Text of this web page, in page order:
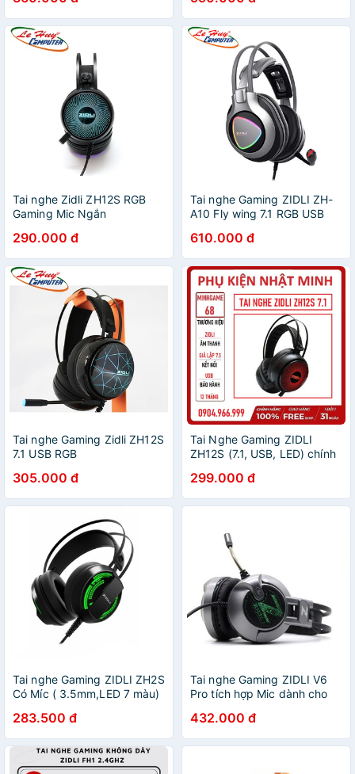
Tai nghe Zidli ZH12S RGB
Gaming Mic Ngắn
290.000 đ
Tai nghe Gaming ZIDLI ZH-
A10 Fly wing 7.1 RGB USB
610.000 đ
Tai nghe Gaming Zidli ZH12S
7.1 USB RGB
305.000 đ
Tai Nghe Gaming ZIDLI
ZH12S (7.1, USB, LED) chính
299.000 đ
Tai nghe Gaming ZIDLI ZH2S
Có Míc ( 3.5mm,LED 7 màu)
283.500 đ
Tai nghe Gaming ZIDLI V6
Pro tích hợp Mic dành cho
hấp)
432.000 đ